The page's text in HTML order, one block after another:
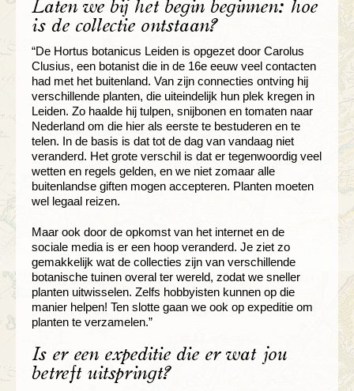
Laten we bij het begin beginnen: hoe
is de collectie ontstaan?
“De Hortus botanicus Leiden is opgezet door Carolus
Clusius, een botanist die in de 16e eeuw veel contacten
had met het buitenland. Van zijn connecties ontving hij
verschillende planten, die uiteindelijk hun plek kregen in
Leiden. Zo haalde hij tulpen, snijbonen en tomaten naar
Nederland om die hier als eerste te bestuderen en te
telen. In de basis is dat tot de dag van vandaag niet
veranderd. Het grote verschil is dat er tegenwoordig veel
wetten en regels gelden, en we niet zomaar alle
buitenlandse giften mogen accepteren. Planten moeten
wel legaal reizen.
Maar ook door de opkomst van het internet en de
sociale media is er een hoop veranderd. Je ziet zo
gemakkelijk wat de collecties zijn van verschillende
botanische tuinen overal ter wereld, zodat we sneller
planten uitwisselen. Zelfs hobbyisten kunnen op die
manier helpen! Ten slotte gaan we ook op expeditie om
planten te verzamelen.”
Is er een expeditie die er wat jou
betreft uitspringt?